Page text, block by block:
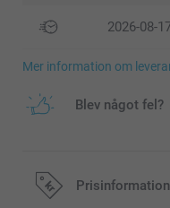
2026-08-
Mer information om
Blev något fel?
Prisinformation